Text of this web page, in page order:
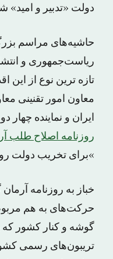
دولت «تدبیر و امید»
حاشیه‌های مراسم
ریاست‌جمهوری و
تازه ترین نوع از این
معاون امور تقنینی
ایران و نماینده
روزنامه اصلاح طلب
»برای تخریب دولت
خباز به روزنامه
حرکت‌های به هم
گوشه و کنار کشور
تریبون‌های رسمی